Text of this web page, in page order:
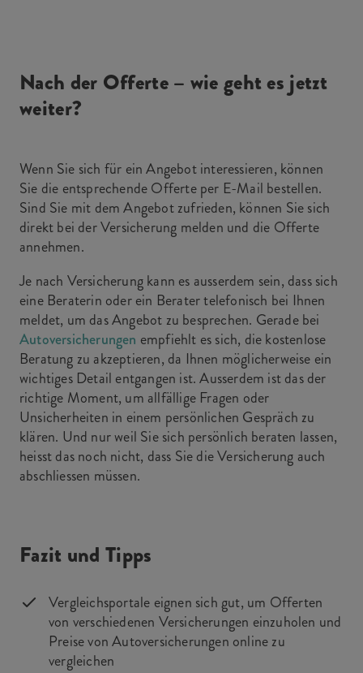
Nach der Offerte – wie geht es jetzt
weiter?
Wenn Sie sich für ein Angebot interessieren, können
Sie die entsprechende Offerte per E-Mail bestellen.
Sind Sie mit dem Angebot zufrieden, können Sie sich
direkt bei der Versicherung melden und die Offerte
annehmen.
Je nach Versicherung kann es ausserdem sein, dass sich
eine Beraterin oder ein Berater telefonisch bei Ihnen
meldet, um das Angebot zu besprechen. Gerade bei
Autoversicherungen empfiehlt es sich, die kostenlose
Beratung zu akzeptieren, da Ihnen möglicherweise ein
wichtiges Detail entgangen ist. Ausserdem ist das der
richtige Moment, um allfällige Fragen oder
Unsicherheiten in einem persönlichen Gespräch zu
klären. Und nur weil Sie sich persönlich beraten lassen,
heisst das noch nicht, dass Sie die Versicherung auch
abschliessen müssen.
Fazit und Tipps
Vergleichsportale eignen sich gut, um Offerten
von verschiedenen Versicherungen einzuholen und
Preise von Autoversicherungen online zu
vergleichen